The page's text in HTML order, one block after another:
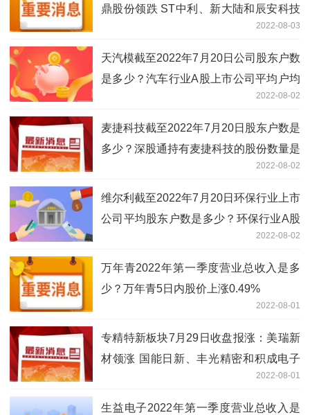
鼎股份领跌 ST中利、新大陆和辰安科技
2022-08-03
天汽模截至2022年7月20日公司股东户数
是多少？汽车行业A股上市公司平均户均
2022-08-02
麦捷科技截至2022年7月20日股东户数是
多少？深股通持有麦捷科技的股份数量是
2022-08-02
维尔利截至2022年7月20日环保行业上市
公司平均股东户数是多少？环保行业A股
上市公司平均户均持有流通股市值是多
少？
2022-08-02
万年青2022年第一季度营业总收入是多
少？万年青5日内股价上涨0.49%
2022-08-01
专精特新板块7月29日收盘报涨：美瑞新
材领涨 国能日新、丰光精密和积成电子
2022-08-01
生益电子2022年第一季度营业总收入是